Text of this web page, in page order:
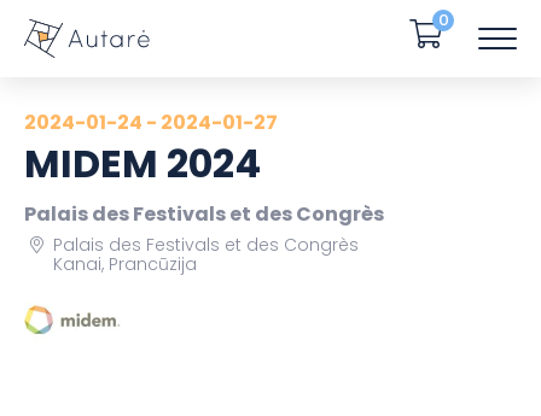
0
2024-01-24 - 2024-01-27
MIDEM 2024
Palais des Festivals et des Congrès
Palais des Festivals et des Congrès
Kanai, Prancūzija